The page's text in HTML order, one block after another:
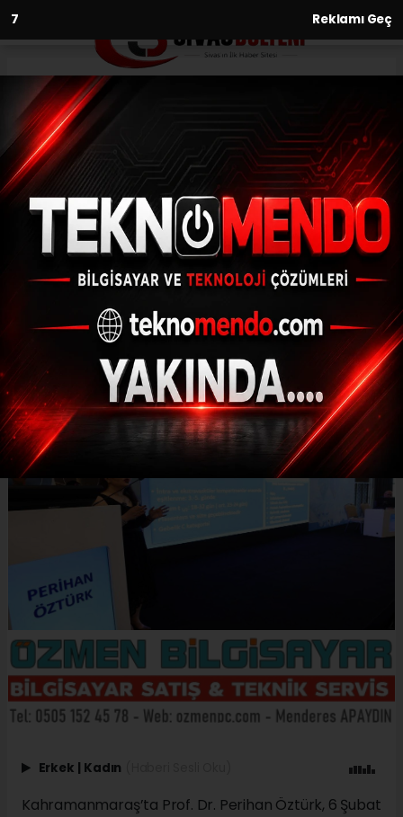
6 Reklamı Geç
Anasayfa Sağlık
Deprem, stresin tetiklediği deri
hastalıklarını ortaya çıkardı
(İHA) - İhlas Haber Ajansı | 30.06.2024 - 12:02, Güncelleme:
30.06.2024 - 11:43
hastalıklarını ortaya çıkardı
ABONE OL
Erkek | Kadın
Kahramanmaraş’ta Prof. Dr. Perihan Öztürk, 6 Şubat